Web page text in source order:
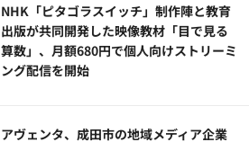
NHK「ピタゴラスイッチ」制作陣と教育
出版が共同開発した映像教材「目で見る
算数」、月額680円で個人向けストリーミ
ング配信を開始
アヴェンタ、成田市の地域メディア企業